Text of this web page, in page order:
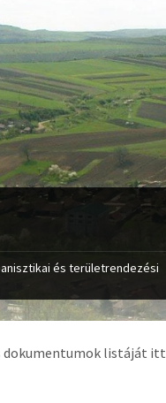
és területrendezési
dokumentumok listáját itt